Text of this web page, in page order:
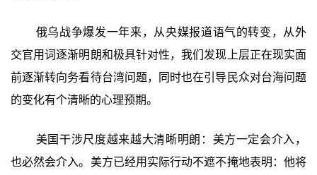
俄乌战争爆发一年来，从央媒报道语气的转变，从外
交官用词逐渐明朗和极具针对性，我们发现上层正在现实面
前逐渐转向务看待台湾问题，同时也在引导民众对台海问题
的变化有个清晰的心理预期。
美国干涉尺度越来越大清晰明朗：美方一定会介入，
也必然会介入。美方已经用实际行动不遮不掩地表明：他将